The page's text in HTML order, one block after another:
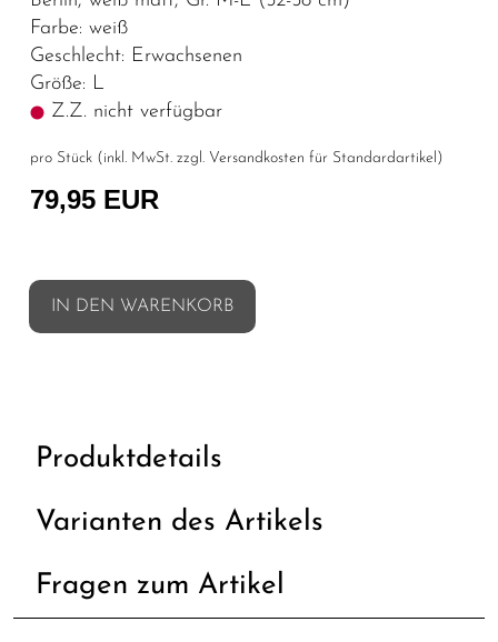
Farbe: weiß
Geschlecht: Erwachsenen
Größe: L
Z.Z. nicht verfügbar
pro Stück (inkl. MwSt. zzgl. Versandkosten für Standardartikel )
79,95 EUR
IN DEN WARENKORB
Produktdetails
Varianten des Artikels
Fragen zum Artikel